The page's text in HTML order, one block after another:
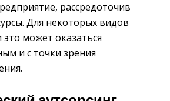
рассредоточив
Для некоторых видов
это может оказаться
и с точки зрения